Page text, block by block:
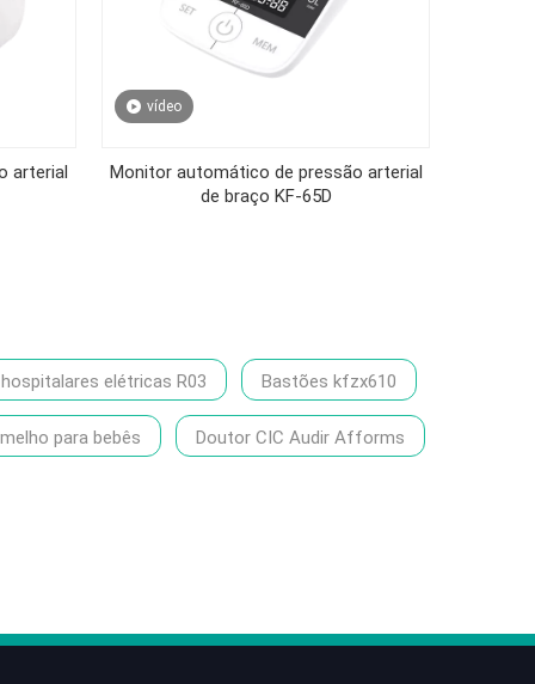
arterial
vídeo
Monitor automático de pressão arterial
de braço KF-65D
elétricas R03 Bastões kfzx610
para bebês Doutor CIC Audir Afforms